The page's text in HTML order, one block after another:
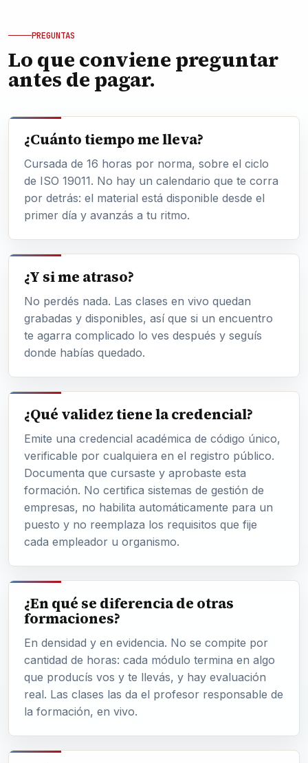
PREGUNTAS
Lo que conviene preguntar
antes de pagar.
¿Cuánto tiempo me lleva?
Cursada de 16 horas por norma, sobre el ciclo
de ISO 19011. No hay un calendario que te corra
por detrás: el material está disponible desde el
primer día y avanzás a tu ritmo.
¿Y si me atraso?
No perdés nada. Las clases en vivo quedan
grabadas y disponibles, así que si un encuentro
te agarra complicado lo ves después y seguís
donde habías quedado.
¿Qué validez tiene la credencial?
Emite una credencial académica de código único,
verificable por cualquiera en el registro público.
Documenta que cursaste y aprobaste esta
formación. No certifica sistemas de gestión de
empresas, no habilita automáticamente para un
puesto y no reemplaza los requisitos que fije
cada empleador u organismo.
¿En qué se diferencia de otras
formaciones?
En densidad y en evidencia. No se compite por
cantidad de horas: cada módulo termina en algo
que producís vos y te llevás, y hay evaluación
real. Las clases las da el profesor responsable de
la formación, en vivo.